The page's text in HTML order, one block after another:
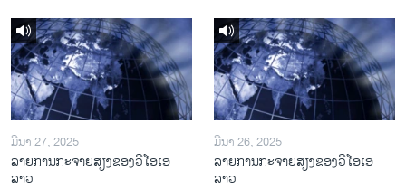
ມີນາ 27, 2025
ລາຍການກະຈາຍສຽງຂອງວີໂອເອ
ລາວ
ມີນາ 26, 2025
ລາຍການກະຈາຍສຽງຂອງວີໂອເອ
ລາວ